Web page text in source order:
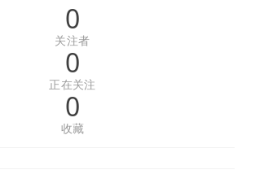
0
关注者
0
正在关注
0
收藏